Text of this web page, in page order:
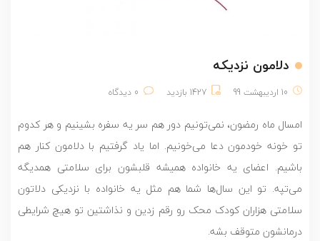
دلامون نزدیکه
10 اردیبهشت 99 1427 بازدید 0 دیدگاه
امسال ماه رمضون، نمی‌تونیم دور هم سر یه سفره بشینیم و هر کدوم
تو خونه خودمون دعا می‌خونیم. اما یاد گرفتیم با دلامون کنار هم
باشیم. اعضای یه خانواده همیشه قلبشون برای سلامتی همدیگه
می‌تپه. تو این سال‌ها شما هم مثل یه خانواده با نزدیکی دلاتون
سلامتی هزاران کودک محک رو رقم زدین و نذاشتین تو هیچ شرایطی
درمانشون متوقف بشه.